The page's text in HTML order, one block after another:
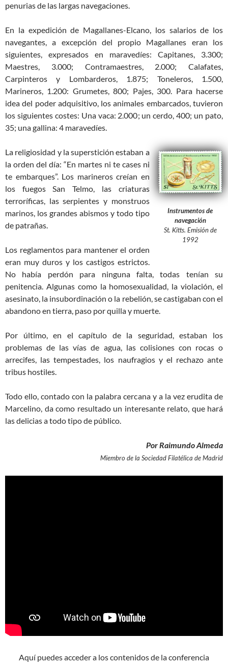
penurias de las largas navegaciones.
En la expedición de Magallanes-Elcano, los salarios de los
navegantes, a excepción del propio Magallanes eran los
siguientes, expresados en maravedíes: Capitanes, 3.300;
Maestres, 3.000; Contramaestres, 2.000; Calafates,
Carpinteros y Lombarderos, 1.875; Toneleros, 1.500,
Marineros, 1.200: Grumetes, 800; Pajes, 300. Para hacerse
idea del poder adquisitivo, los animales embarcados, tuvieron
los siguientes costes: Una vaca: 2.000; un cerdo, 400; un pato,
35; una gallina: 4 maravedíes.
Instrumentos de
navegación
St. Kitts. Emisión de
1992
La religiosidad y la superstición estaban a
la orden del día: “En martes ni te cases ni
te embarques”. Los marineros creían en
los fuegos San Telmo, las criaturas
terroríficas, las serpientes y monstruos
marinos, los grandes abismos y todo tipo
de patrañas.
Los reglamentos para mantener el orden
eran muy duros y los castigos estrictos.
No había perdón para ninguna falta, todas tenían su
penitencia. Algunas como la homosexualidad, la violación, el
asesinato, la insubordinación o la rebelión, se castigaban con el
abandono en tierra, paso por quilla y muerte.
Por último, en el capítulo de la seguridad, estaban los
problemas de las vías de agua, las colisiones con rocas o
arrecifes, las tempestades, los naufragios y el rechazo ante
tribus hostiles.
Todo ello, contado con la palabra cercana y a la vez erudita de
Marcelino, da como resultado un interesante relato, que hará
las delicias a todo tipo de público.
Por Raimundo Almeda
Miembro de la Sociedad Filatélica de Madrid
Aquí puedes acceder a los contenidos de la conferencia